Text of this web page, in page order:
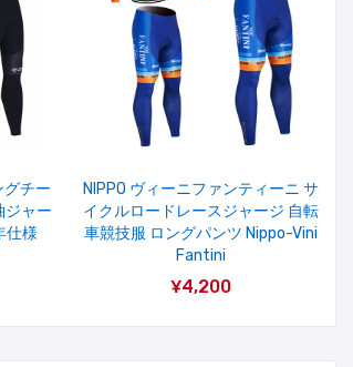
グチー
ジャー
仕様
NIPPO ヴィーニファンティーニ サ
イクルロードレースジャージ 自転
車競技服 ロングパンツ Nippo-Vini
Fantini
¥4,200